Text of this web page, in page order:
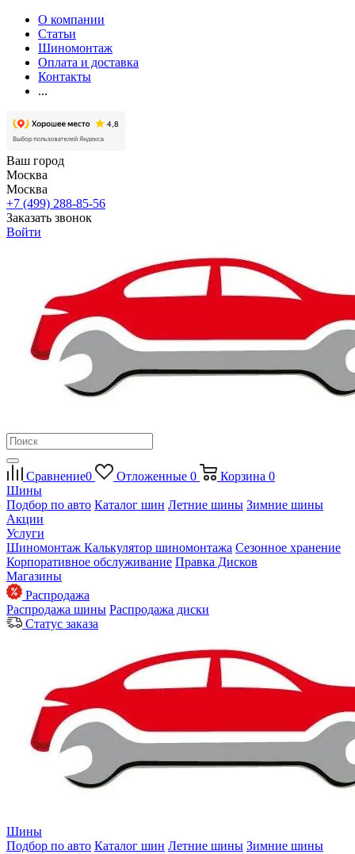
О компании
Статьи
Шиномонтаж
Оплата и доставка
Контакты
...
Ваш город
Москва
Москва
+7 (499) 288-85-56
Заказать звонок
Войти
Сравнение0 Отложенные 0 Корзина 0
Шины
Подбор по авто Каталог шин Летние шины Зимние шины
Акции
Услуги
Шиномонтаж Калькулятор шиномонтажа Сезонное хранение
Корпоративное обслуживание Правка Дисков
Магазины
Распродажа
Распродажа шины Распродажа диски
Статус заказа
Шины
Подбор по авто Каталог шин Летние шины Зимние шины